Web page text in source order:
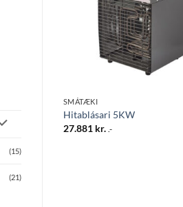
(15)
(21)
SMÁTÆKI
Hitablásari 5KW
27.881 kr. .-